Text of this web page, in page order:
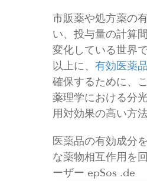
市販薬や処方薬の
い、投与量の計算
変化している世界
以上に、 有効医薬
確保するために、
薬理学における分
用対効果の高い方
医薬品の有効成分
な薬物相互作用を
ーザー epSos .de